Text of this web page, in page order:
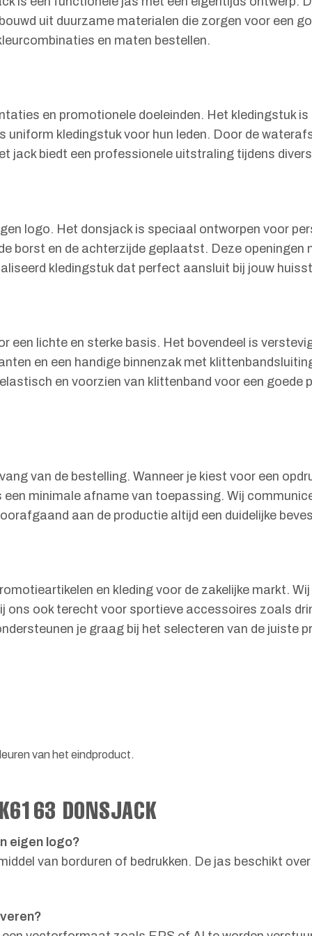
uit duurzame materialen die zorgen voor een
en maten bestellen.
en promotionele doeleinden. Het kledingstuk
uniform kledingstuk voor hun leden. Door de
jack biedt een professionele uitstraling tijdens
logo. Het donsjack is speciaal ontworpen voor
borst en de achterzijde geplaatst. Deze openingen
kledingstuk dat perfect aansluit bij jouw
lichte en sterke basis. Het bovendeel is
en een handige binnenzak met
en voorzien van klittenband voor een goede
van de bestelling. Wanneer je kiest voor een
minimale afname van toepassing. Wij
aan de productie altijd een duidelijke
en kleding voor de zakelijke markt.
ook terecht voor sportieve accessoires zoals
je graag bij het selecteren van de juiste
van het eindproduct.
K6163 DONSJACK
eigen logo?
van borduren of bedrukken. De jas beschikt